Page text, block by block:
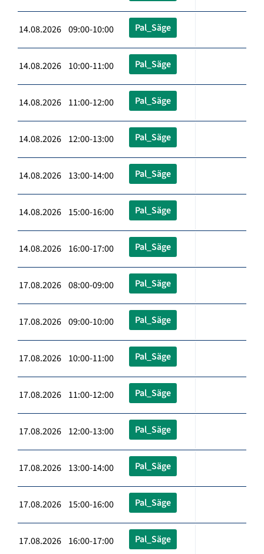
14.08.2026 09:00-10:00 Pal_Säge
14.08.2026 10:00-11:00 Pal_Säge
14.08.2026 11:00-12:00 Pal_Säge
14.08.2026 12:00-13:00 Pal_Säge
14.08.2026 13:00-14:00 Pal_Säge
14.08.2026 15:00-16:00 Pal_Säge
14.08.2026 16:00-17:00 Pal_Säge
17.08.2026 08:00-09:00 Pal_Säge
17.08.2026 09:00-10:00 Pal_Säge
17.08.2026 10:00-11:00 Pal_Säge
17.08.2026 11:00-12:00 Pal_Säge
17.08.2026 12:00-13:00 Pal_Säge
17.08.2026 13:00-14:00 Pal_Säge
17.08.2026 15:00-16:00 Pal_Säge
17.08.2026 16:00-17:00 Pal_Säge